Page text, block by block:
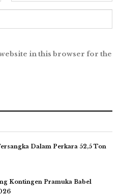
in this browser for the
Dalam Perkara 52,5 Ton
Kontingen Pramuka Babel